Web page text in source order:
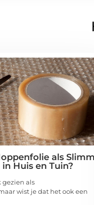
als
Huis en Tuin?
gezien als
wist je dat het ook een